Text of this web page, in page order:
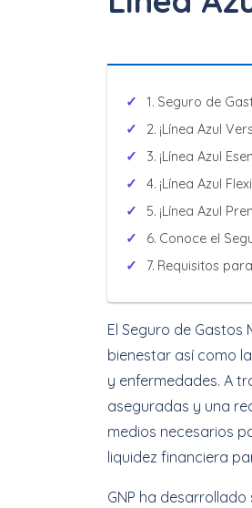
Seguro de
¡Línea Azul
¡Línea Azul
¡Línea Azul
¡Línea Azul
Conoce el
Requisitos
El Seguro de
bienestar así como
y enfermedades. A
aseguradas y una
medios necesarios
liquidez financiera
GNP ha